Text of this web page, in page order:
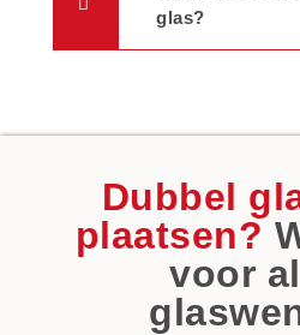
glas?
Dubbel
plaatsen?
voor